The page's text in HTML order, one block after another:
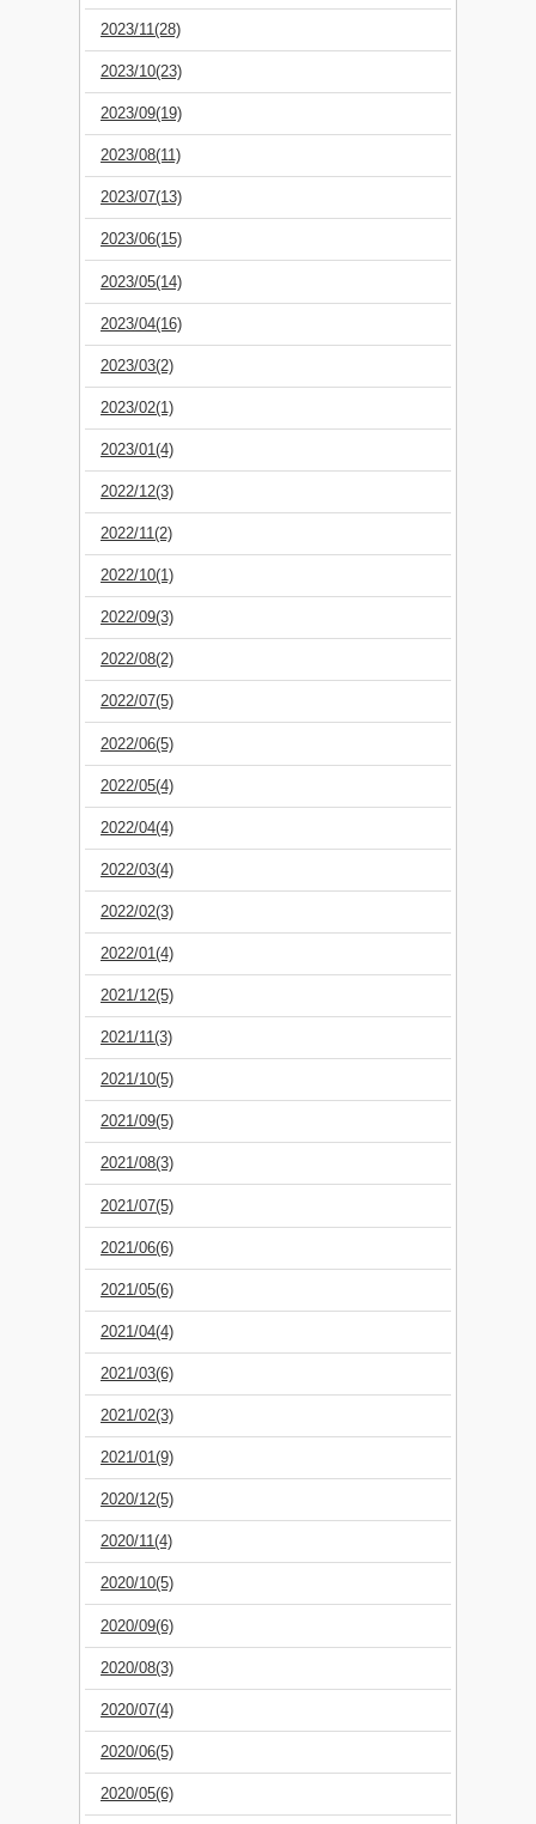
2023/11(28)
2023/10(23)
2023/09(19)
2023/08(11)
2023/07(13)
2023/06(15)
2023/05(14)
2023/04(16)
2023/03(2)
2023/02(1)
2023/01(4)
2022/12(3)
2022/11(2)
2022/10(1)
2022/09(3)
2022/08(2)
2022/07(5)
2022/06(5)
2022/05(4)
2022/04(4)
2022/03(4)
2022/02(3)
2022/01(4)
2021/12(5)
2021/11(3)
2021/10(5)
2021/09(5)
2021/08(3)
2021/07(5)
2021/06(6)
2021/05(6)
2021/04(4)
2021/03(6)
2021/02(3)
2021/01(9)
2020/12(5)
2020/11(4)
2020/10(5)
2020/09(6)
2020/08(3)
2020/07(4)
2020/06(5)
2020/05(6)